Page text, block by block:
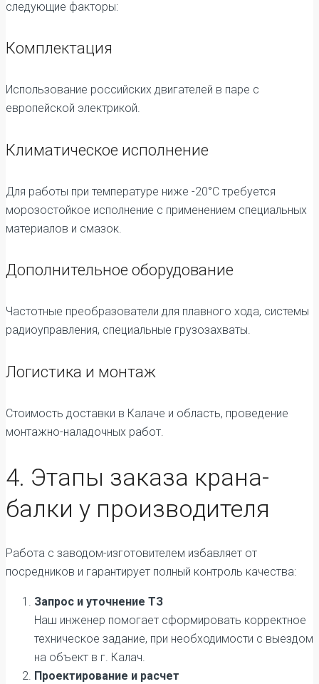
следующие факторы:
Комплектация
Использование российских двигателей в паре с
европейской электрикой.
Климатическое исполнение
Для работы при температуре ниже -20°C требуется
морозостойкое исполнение с применением специальных
материалов и смазок.
Дополнительное оборудование
Частотные преобразователи для плавного хода, системы
радиоуправления, специальные грузозахваты.
Логистика и монтаж
Стоимость доставки в Калаче и область, проведение
монтажно-наладочных работ.
4. Этапы заказа крана-
балки у производителя
Работа с заводом-изготовителем избавляет от
посредников и гарантирует полный контроль качества:
Запрос и уточнение ТЗ
Наш инженер помогает сформировать корректное
техническое задание, при необходимости с выездом
на объект в г. Калач.
Проектирование и расчет